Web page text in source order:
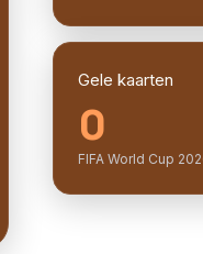
Gele kaarten
0
FIFA World Cup